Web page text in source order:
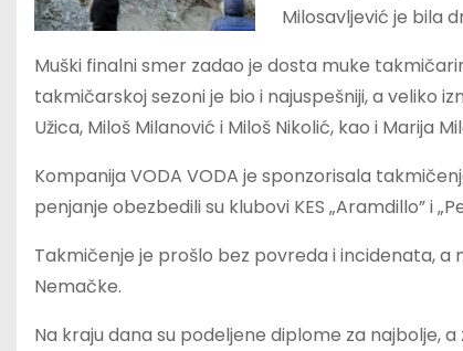
Milosavljević je bila
Muški finalni smer zadao je dosta muke
takmičarskoj sezoni je bio i najuspešniji, a veliko
Užica, Miloš Milanović i Miloš Nikolić, kao i Marija
Kompanija VODA VODA je sponzorisala
penjanje obezbedili su klubovi KES „Aramdillo” i
Takmičenje je prošlo bez povreda i incidenata, a
Nemačke.
Na kraju dana su podeljene diplome za najbolje,